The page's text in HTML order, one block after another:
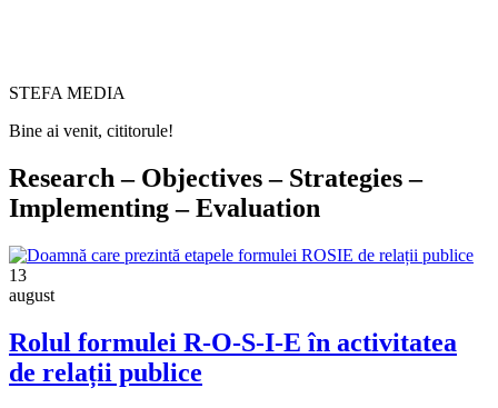
STEFA MEDIA
Bine ai venit, cititorule!
Research – Objectives – Strategies –
Implementing – Evaluation
13
august
Rolul formulei R-O-S-I-E în activitatea
de relații publice